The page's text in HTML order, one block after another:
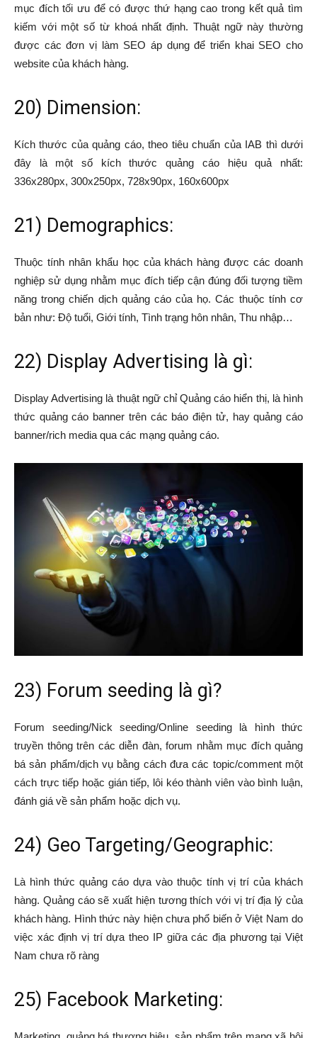
mục đích tối ưu để có được thứ hạng cao trong kết quả tìm
kiếm với một số từ khoá nhất định. Thuật ngữ này thường
được các đơn vị làm SEO áp dụng để triển khai SEO cho
website của khách hàng.
20) Dimension:
Kích thước của quảng cáo, theo tiêu chuẩn của IAB thì dưới
đây là một số kích thước quảng cáo hiệu quả nhất:
336x280px, 300x250px, 728x90px, 160x600px
21) Demographics:
Thuộc tính nhân khẩu học của khách hàng được các doanh
nghiệp sử dụng nhằm mục đích tiếp cận đúng đối tượng tiềm
năng trong chiến dịch quảng cáo của họ. Các thuộc tính cơ
bản như: Độ tuổi, Giới tính, Tình trạng hôn nhân, Thu nhập…
22) Display Advertising là gì:
Display Advertising là thuật ngữ chỉ Quảng cáo hiển thị, là hình
thức quảng cáo banner trên các báo điện tử, hay quảng cáo
banner/rich media qua các mạng quảng cáo.
23) Forum seeding là gì?
Forum seeding/Nick seeding/Online seeding là hình thức
truyền thông trên các diễn đàn, forum nhằm mục đích quảng
bá sản phẩm/dịch vụ bằng cách đưa các topic/comment một
cách trực tiếp hoặc gián tiếp, lôi kéo thành viên vào bình luận,
đánh giá về sản phẩm hoặc dịch vụ.
24) Geo Targeting/Geographic:
Là hình thức quảng cáo dựa vào thuộc tính vị trí của khách
hàng. Quảng cáo sẽ xuất hiện tương thích với vị trí địa lý của
khách hàng. Hình thức này hiện chưa phổ biến ở Việt Nam do
việc xác định vị trí dựa theo IP giữa các địa phương tại Việt
Nam chưa rõ ràng
25) Facebook Marketing: